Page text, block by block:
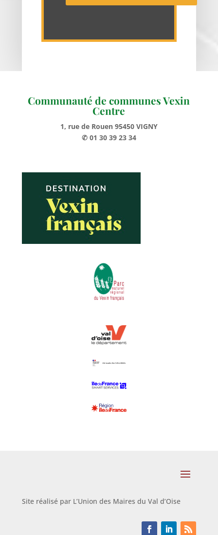
Communauté de communes Vexin
Centre
1, rue de Rouen 95450 VIGNY
✆ 01 30 39 23 34
Site réalisé par L’Union des Maires du Val d’Oise